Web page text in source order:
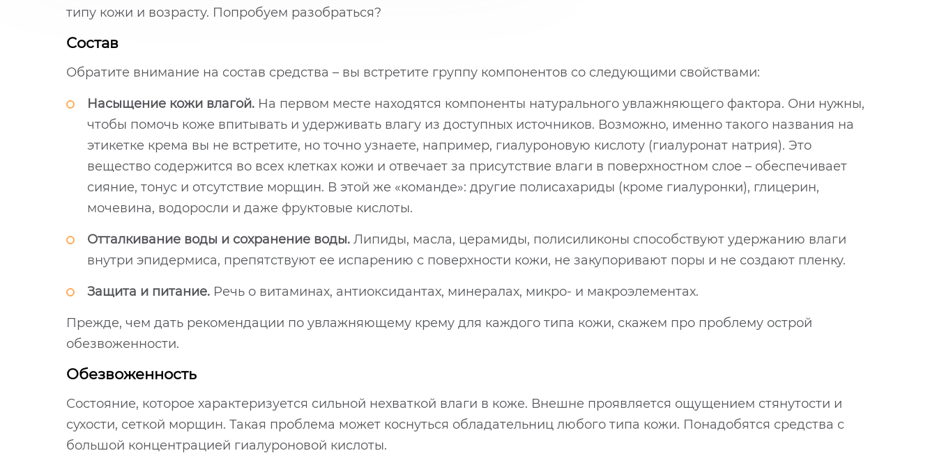
типу кожи и возрасту. Попробуем разобраться?
Состав
Обратите внимание на состав средства – вы встретите группу компонентов со следующими свойствами:
Насыщение кожи влагой. На первом месте находятся компоненты натурального увлажняющего фактора. Они нужны,
чтобы помочь коже впитывать и удерживать влагу из доступных источников. Возможно, именно такого названия на
этикетке крема вы не встретите, но точно узнаете, например, гиалуроновую кислоту (гиалуронат натрия). Это
вещество содержится во всех клетках кожи и отвечает за присутствие влаги в поверхностном слое – обеспечивает
сияние, тонус и отсутствие морщин. В этой же «команде»: другие полисахариды (кроме гиалуронки), глицерин,
мочевина, водоросли и даже фруктовые кислоты.
Отталкивание воды и сохранение воды. Липиды, масла, церамиды, полисиликоны способствуют удержанию влаги
внутри эпидермиса, препятствуют ее испарению с поверхности кожи, не закупоривают поры и не создают пленку.
Защита и питание. Речь о витаминах, антиоксидантах, минералах, микро- и макроэлементах.
Прежде, чем дать рекомендации по увлажняющему крему для каждого типа кожи, скажем про проблему острой
обезвоженности.
Обезвоженность
Состояние, которое характеризуется сильной нехваткой влаги в коже. Внешне проявляется ощущением стянутости и
сухости, сеткой морщин. Такая проблема может коснуться обладательниц любого типа кожи. Понадобятся средства с
большой концентрацией гиалуроновой кислоты.